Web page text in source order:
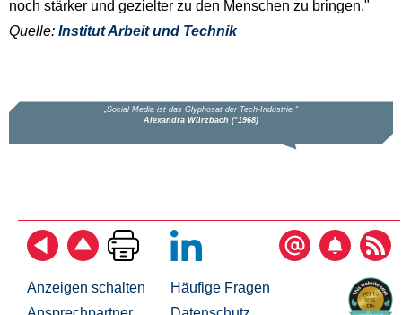
noch stärker und gezielter zu den Menschen zu bringen."
Quelle: Institut Arbeit und Technik
Anzeigen schalten
Häufige Fragen